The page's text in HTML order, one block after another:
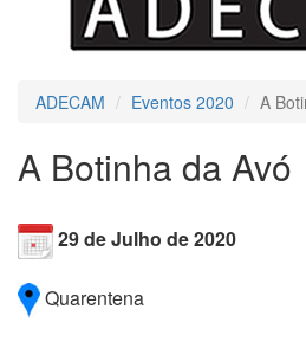
ADECAM Eventos 2020 A
A Botinha da Avó
29 de Julho de 2020
Quarentena